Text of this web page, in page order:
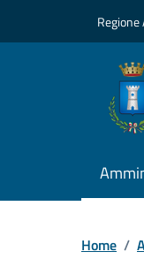
Home /